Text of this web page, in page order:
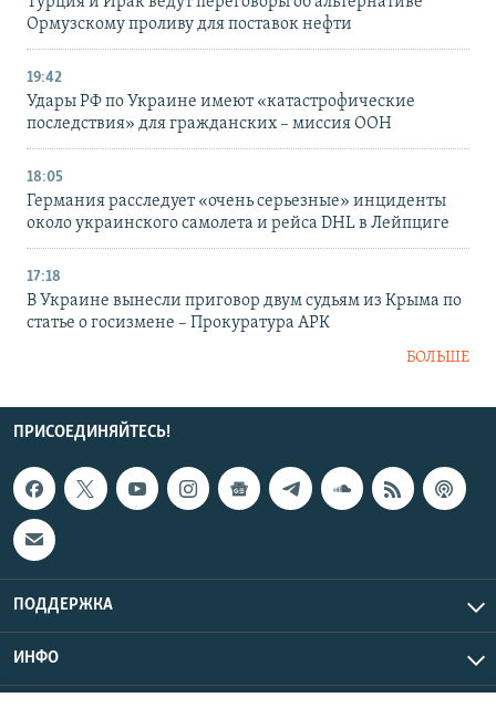
Ормузскому проливу для поставок нефти
19:42
Удары РФ по Украине имеют «катастрофические
последствия» для гражданских – миссия ООН
18:05
Германия расследует «очень серьезные» инциденты
около украинского самолета и рейса DHL в Лейпциге
17:18
В Украине вынесли приговор двум судьям из Крыма по
статье о госизмене – Прокуратура АРК
БОЛЬШЕ
ПРИСОЕДИНЯЙТЕСЬ!
ПОДДЕРЖКА
ИНФО